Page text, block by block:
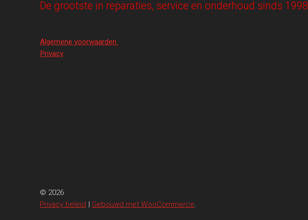
De grootste in reparaties, service en onderhoud sinds 1998
Algemene voorwaarden
Privacy
© 2026
Privacy beleid
Gebouwd met WooCommerce.